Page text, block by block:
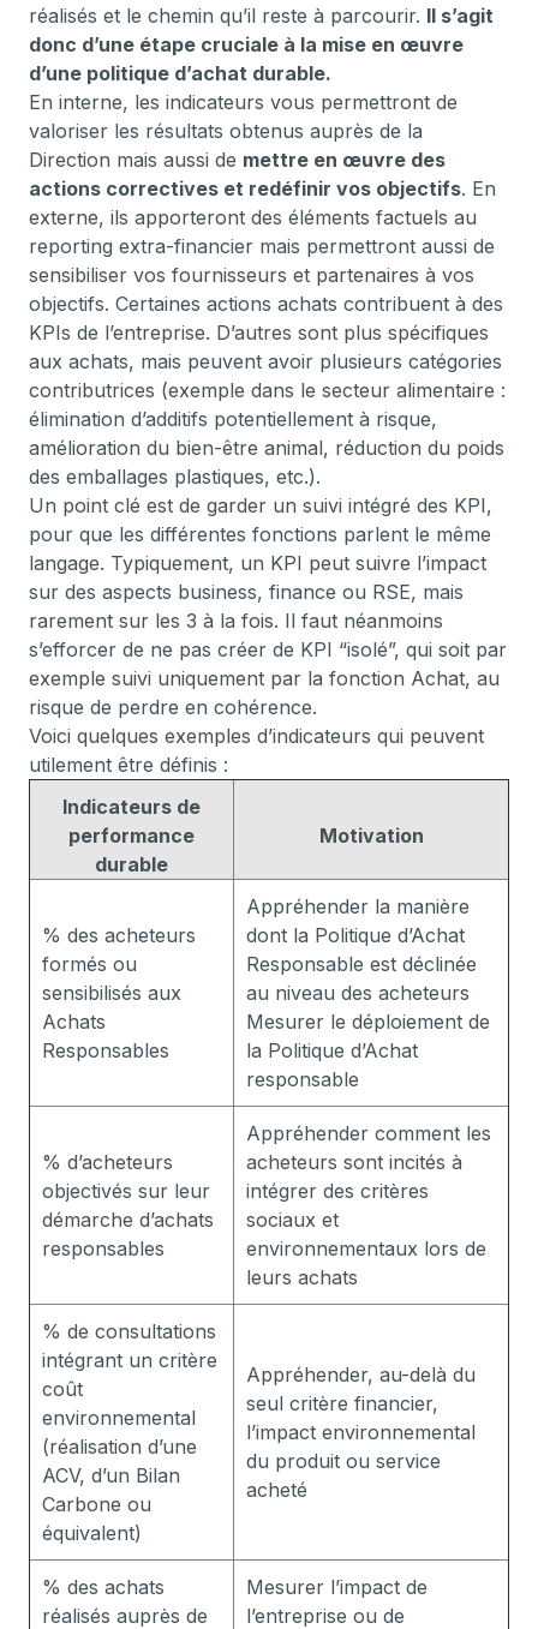
réalisés et le chemin qu’il reste à parcourir. Il s’agit
donc d’une étape cruciale à la mise en œuvre
d’une politique d’achat durable.
En interne, les indicateurs vous permettront de
valoriser les résultats obtenus auprès de la
Direction mais aussi de mettre en œuvre des
actions correctives et redéfinir vos objectifs. En
externe, ils apporteront des éléments factuels au
reporting extra-financier mais permettront aussi de
sensibiliser vos fournisseurs et partenaires à vos
objectifs. Certaines actions achats contribuent à des
KPIs de l’entreprise. D’autres sont plus spécifiques
aux achats, mais peuvent avoir plusieurs catégories
contributrices (exemple dans le secteur alimentaire :
élimination d’additifs potentiellement à risque,
amélioration du bien-être animal, réduction du poids
des emballages plastiques, etc.).
Un point clé est de garder un suivi intégré des KPI,
pour que les différentes fonctions parlent le même
langage. Typiquement, un KPI peut suivre l’impact
sur des aspects business, finance ou RSE, mais
rarement sur les 3 à la fois. Il faut néanmoins
s’efforcer de ne pas créer de KPI “isolé”, qui soit par
exemple suivi uniquement par la fonction Achat, au
risque de perdre en cohérence.
Voici quelques exemples d’indicateurs qui peuvent
utilement être définis :
Indicateurs de
performance
durable
Motivation
% des acheteurs
formés ou
sensibilisés aux
Achats
Responsables
Appréhender la manière
dont la Politique d’Achat
Responsable est déclinée
au niveau des acheteurs
Mesurer le déploiement de
la Politique d’Achat
responsable
% d’acheteurs
objectivés sur leur
démarche d’achats
responsables
Appréhender comment les
acheteurs sont incités à
intégrer des critères
sociaux et
environnementaux lors de
leurs achats
% de consultations
intégrant un critère
coût
environnemental
(réalisation d’une
ACV, d’un Bilan
Carbone ou
équivalent)
Appréhender, au-delà du
seul critère financier,
l’impact environnemental
du produit ou service
acheté
% des achats
réalisés auprès de
Mesurer l’impact de
l’entreprise ou de